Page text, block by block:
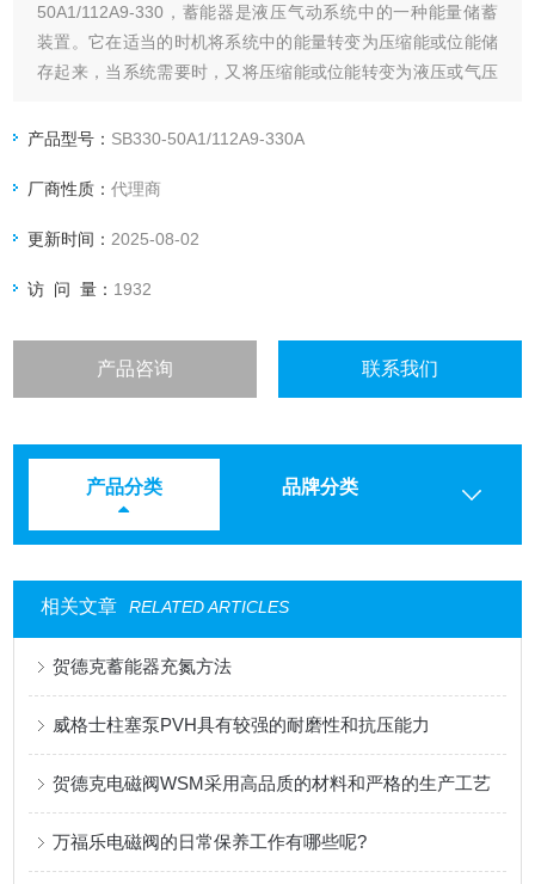
50A1/112A9-330，蓄能器是液压气动系统中的一种能量储蓄
装置。它在适当的时机将系统中的能量转变为压缩能或位能储
存起来，当系统需要时，又将压缩能或位能转变为液压或气压
产品型号： SB330-50A1/112A9-330A
厂商性质：代理商
更新时间： 2025-08-02
访 问 量： 1932
产品咨询 联系我们
产品分类 品牌分类
相关文章 RELATED ARTICLES
贺德克蓄能器充氮方法
威格士柱塞泵PVH具有较强的耐磨性和抗压能力
贺德克电磁阀WSM采用高品质的材料和严格的生产工艺
万福乐电磁阀的日常保养工作有哪些呢?